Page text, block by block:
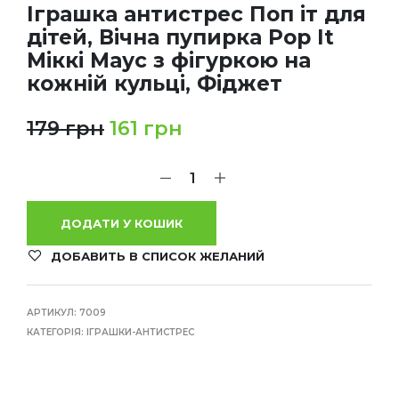
Іграшка антистрес Поп іт для
дітей, Вічна пупирка Pop It
Міккі Маус з фігуркою на
кожній кульці, Фіджет
179грн 161 грн
ДОДАТИ У КОШИК
ДОБАВИТЬ В СПИСОК ЖЕЛАНИЙ
АРТИКУЛ: 7009
КАТЕГОРІЯ: ІГРАШКИ-АНТИСТРЕС